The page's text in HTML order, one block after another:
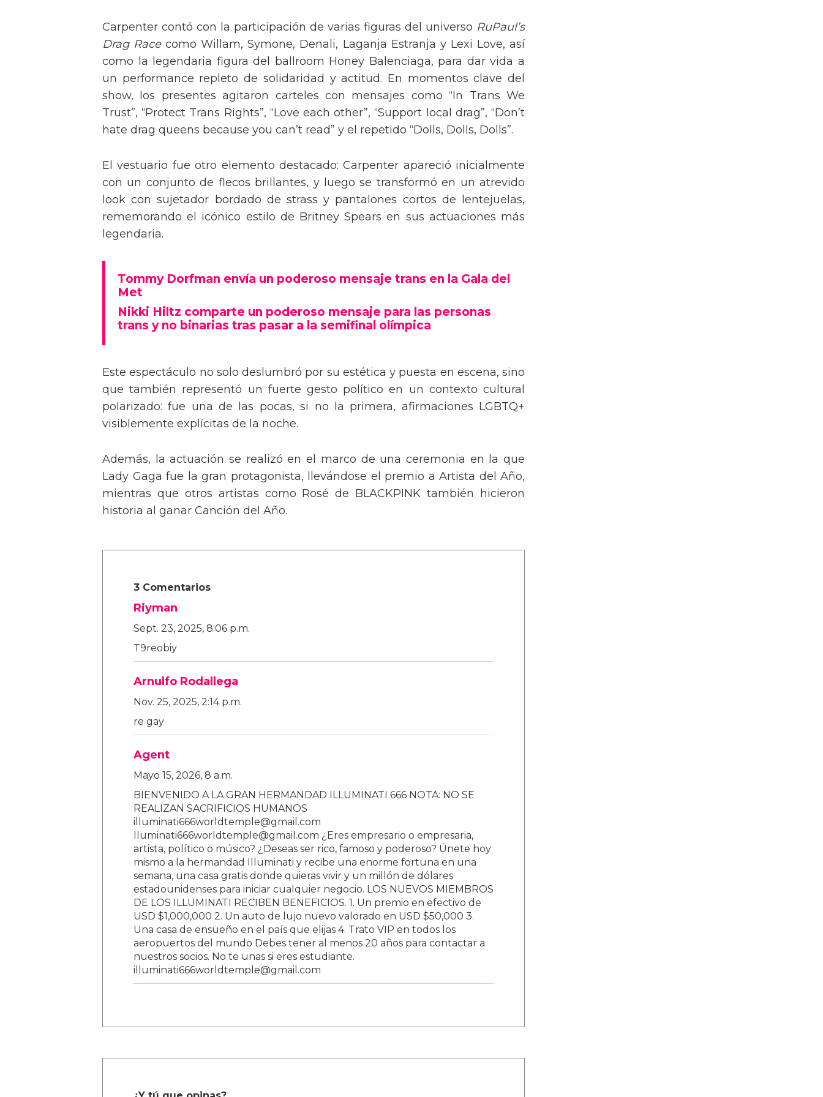
Carpenter contó con la participación de varias figuras del universo RuPaul’s
Drag Racecomo Willam, Symone, Denali, Laganja Estranja y Lexi Love, así
como la legendaria figura del ballroom Honey Balenciaga, para dar vida a
un performance repleto de solidaridad y actitud. En momentos clave del
show, los presentes agitaron carteles con mensajes como “In Trans We
Trust”, “Protect Trans Rights”, “Love each other”, “Support local drag”, “Don’t
hate drag queens because you can’t read” y el repetido “Dolls, Dolls, Dolls”.
El vestuario fue otro elemento destacado: Carpenter apareció inicialmente
con un conjunto de flecos brillantes, y luego se transformó en un atrevido
look con sujetador bordado de strass y pantalones cortos de lentejuelas,
rememorando el icónico estilo de Britney Spears en sus actuaciones más
legendaria.
Tommy Dorfman envía un poderoso mensaje trans en la Gala del
Met
Nikki Hiltz comparte un poderoso mensaje para las personas
trans y no binarias tras pasar a la semifinal olímpica
Este espectáculo no solo deslumbró por su estética y puesta en escena, sino
que también representó un fuerte gesto político en un contexto cultural
polarizado: fue una de las pocas, si no la primera, afirmaciones LGBTQ+
visiblemente explícitas de la noche.
Además, la actuación se realizó en el marco de una ceremonia en la que
Lady Gaga fue la gran protagonista, llevándose el premio a Artista del Año,
mientras que otros artistas como Rosé de BLACKPINK también hicieron
historia al ganar Canción del Año.
3 Comentarios
Riyman
Sept. 23, 2025, 8:06 p.m.
T9reobiy
Arnulfo Rodallega
Nov. 25, 2025, 2:14 p.m.
re gay
Agent
Mayo 15, 2026, 8 a.m.
BIENVENIDO A LA GRAN HERMANDAD ILLUMINATI 666 NOTA: NO SE
REALIZAN SACRIFICIOS HUMANOS
illuminati666worldtemple@gmail.com
lluminati666worldtemple@gmail.com ¿Eres empresario o empresaria,
artista, político o músico? ¿Deseas ser rico, famoso y poderoso? Únete hoy
mismo a la hermandad Illuminati y recibe una enorme fortuna en una
semana, una casa gratis donde quieras vivir y un millón de dólares
estadounidenses para iniciar cualquier negocio. LOS NUEVOS MIEMBROS
DE LOS ILLUMINATI RECIBEN BENEFICIOS. 1. Un premio en efectivo de
USD $1,000,000 2. Un auto de lujo nuevo valorado en USD $50,000 3.
Una casa de ensueño en el país que elijas 4. Trato VIP en todos los
aeropuertos del mundo Debes tener al menos 20 años para contactar a
nuestros socios. No te unas si eres estudiante.
illuminati666worldtemple@gmail.com